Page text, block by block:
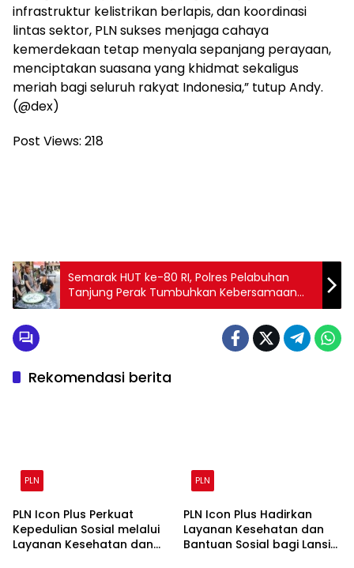
infrastruktur kelistrikan berlapis, dan koordinasi
lintas sektor, PLN sukses menjaga cahaya
kemerdekaan tetap menyala sepanjang perayaan,
menciptakan suasana yang khidmat sekaligus
meriah bagi seluruh rakyat Indonesia,” tutup Andy.
(@dex)
Post Views: 218
Semarak HUT ke-80 RI, Polres Pelabuhan
Tanjung Perak Tumbuhkan Kebersamaan
Lewat Perlombaan
Rekomendasi berita
PLN
PLN Icon Plus Perkuat
Kepedulian Sosial melalui
Layanan Kesehatan dan
PLN
PLN Icon Plus Hadirkan
Layanan Kesehatan dan
Bantuan Sosial bagi Lansia